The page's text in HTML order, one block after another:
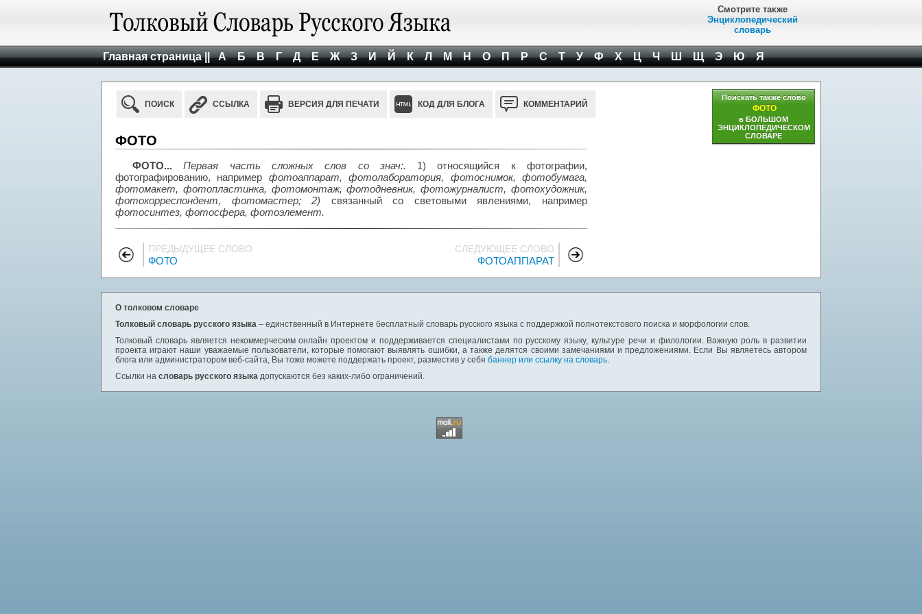
Смотрите также
Энциклопедический
словарь
Главная страница || А Б В Г Д Е Ж З И Й К Л М Н О П Р С Т У Ф Х Ц Ч Ш Щ Э Ю Я
ПОИСК ССЫЛКА ВЕРСИЯ ДЛЯ ПЕЧАТИ КОД ДЛЯ БЛОГА КОММЕНТАРИЙ
ФОТО
ФОТО... Первая часть сложных слов со знач:. 1) относящийся к фотографии,
фотографированию, например фотоаппарат, фотолаборатория, фотоснимок, фотобумага,
фотомакет, фотопластинка, фотомонтаж, фотодневник, фотожурналист, фотохудожник,
фотокорреспондент, фотомастер; 2) связанный со световыми явлениями, например
фотосинтез, фотосфера, фотоэлемент.
ПРЕДЫДУЩЕЕ СЛОВО
ФОТО
СЛЕДУЮЩЕЕ СЛОВО
ФОТОАППАРАТ
Поискать также слово
ФОТО
в БОЛЬШОМ
ЭНЦИКЛОПЕДИЧЕСКОМ
СЛОВАРЕ
О толковом словаре
Толковый словарь русского языка – единственный в Интернете бесплатный словарь русского языка с поддержкой полнотекстового поиска и морфологии слов.
Толковый словарь является некоммерческим онлайн проектом и поддерживается специалистами по русскому языку, культуре речи и филологии. Важную роль в развитии
проекта играют наши уважаемые пользователи, которые помогают выявлять ошибки, а также делятся своими замечаниями и предложениями. Если Вы являетесь автором
блога или администратором веб-сайта, Вы тоже можете поддержать проект, разместив у себя баннер или ссылку на словарь.
Ссылки на словарь русского языка допускаются без каких-либо ограничений.